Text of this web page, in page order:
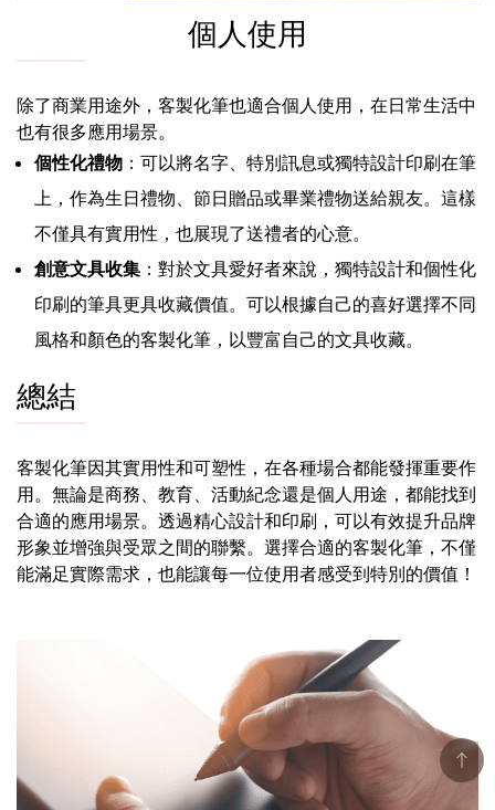
個人使用
除了商業用途外，客製化筆也適合個人使用，在日常生活中
也有很多應用場景。
個性化禮物 ：可以將名字、特別訊息或獨特設計印刷在筆
上，作為生日禮物、節日贈品或畢業禮物送給親友。這樣
不僅具有實用性，也展現了送禮者的心意。
創意文具收集 ：對於文具愛好者來說，獨特設計和個性化
印刷的筆具更具收藏價值。可以根據自己的喜好選擇不同
風格和顏色的客製化筆，以豐富自己的文具收藏。
總結
客製化筆因其實用性和可塑性，在各種場合都能發揮重要作
用。無論是商務、教育、活動紀念還是個人用途，都能找到
合適的應用場景。透過精心設計和印刷，可以有效提升品牌
形象並增強與受眾之間的聯繫。選擇合適的客製化筆，不僅
能滿足實際需求，也能讓每一位使用者感受到特別的價值！